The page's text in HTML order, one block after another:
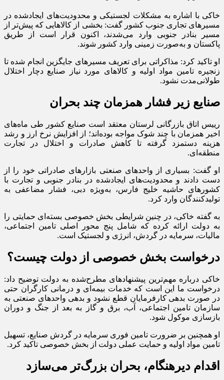
خاکی با اشاره به مشکلات لجستیکی و محدودیت‌های ایجادشده در
مسیرهای تجاری جنوب کشور گفت: بخشی از کالاهایی که پیش‌تر از
مسیر بنادر جنوبی وارد می‌شدند، اکنون قرار است از طریق
پاکستان و به‌صورت زمینی وارد کشور شوند.
او تاکید کرد: مذاکراتی برای تعریف مسیرهای جایگزین انجام شده تا
زنجیره تامین مواد اولیه و کالاهای مورد نیاز صنایع دچار اختلال
طولانی‌مدت نشود.
صنایع زیر فشار همزمان چند بحران
رییس اتاق بازرگانی لرستان معتقد است صنایع کشور طی ماه‌های
اخیر همزمان با چند شوک مواجه بوده‌اند؛ از افزایش نرخ ارز و رشد
هزینه دستمزد گرفته تا کاهش صادرات و اختلال در تجارت
منطقه‌ای.
او گفت: بسیاری از واحدهای صنعتی بازارهای صادراتی خود را از
دست دادند و محدودیت‌های ایجادشده در بنادر جنوبی و تجارت با
کشورهای حاشیه خلیج فارس، به‌ویژه دبی، فشار مضاعفی به
تولیدکنندگان وارد کرد.
به گفته خاکی، در چنین شرایطی بخش خصوصی بسته‌ای حمایتی را
به دولت ارائه کرده که شامل پنج محور اصلی تامین اجتماعی،
مالیات، سرمایه در گردش، انرژی و لجستیک است.
درخواست بخش خصوصی از دولت چیست؟
خاکی درباره مهم‌ترین پیشنهادهای مطرح‌شده به دولت توضیح داد:
درخواست ما این است که خدمات بیمه‌ای و درمانی کارگران حتی
در صورت بدهی کارفرمایان قطع نشود و بدهی واحدهای صنعتی به
سازمان تامین اجتماعی، آب، برق و گاز به بعد از جنگ و دوران
بازسازی موکول شود.
او همچنین بر ضرورت تامین فوری سرمایه در گردش صنایع، تسهیل
تامین مواد اولیه و حمایت عملی دولت از بخش خصوصی تاکید کرد.
اقدام دیرهنگام، بحران بزرگ‌تر می‌سازد